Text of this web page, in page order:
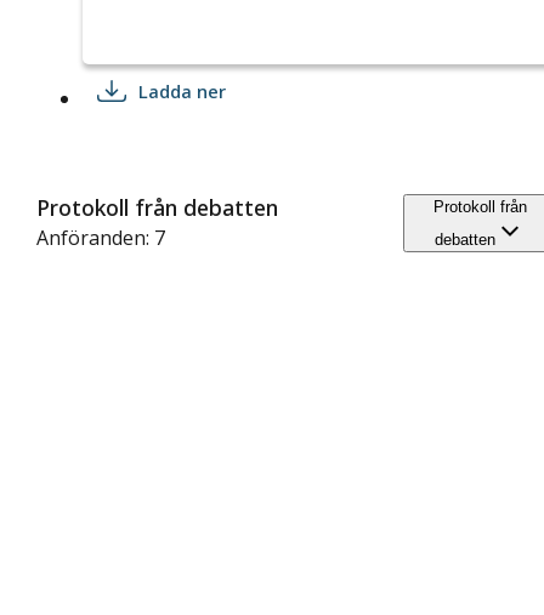
Ladda ner
Protokoll från debatten
Anföranden: 7
Protokoll från
debatten